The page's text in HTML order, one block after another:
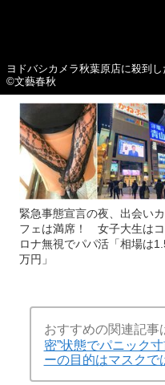
ヨドバシカメラ秋葉原店に殺到
©文藝春秋
緊急事態宣言の夜、出会いカ
万円」
おすすめの関連記事